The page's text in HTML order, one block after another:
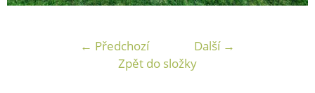
← Předchozí
Další →
Zpět do složky